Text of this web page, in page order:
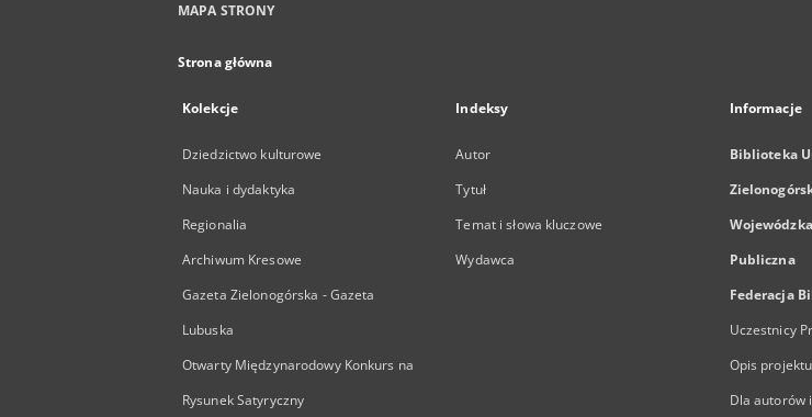
MAPA STRONY
Strona główna
Kolekcje
Dziedzictwo kulturowe
Nauka i dydaktyka
Regionalia
Archiwum Kresowe
Gazeta Zielonogórska - Gazeta
Lubuska
Otwarty Międzynarodowy Konkurs na
Rysunek Satyryczny
Indeksy
Autor
Tytuł
Temat i słowa kluczowe
Wydawca
Informacje
Biblioteka
Publiczna
Federacja
Uczestnicy
Opis projektu
Dla autorów